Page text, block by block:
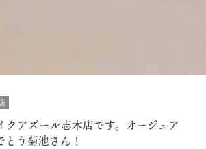
クアズール志木店です。オージュア
う菊池さん！